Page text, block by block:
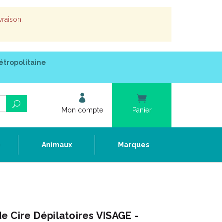
Mon compte Panier
Animaux Marques
Cire Dépilatoires VISAGE -